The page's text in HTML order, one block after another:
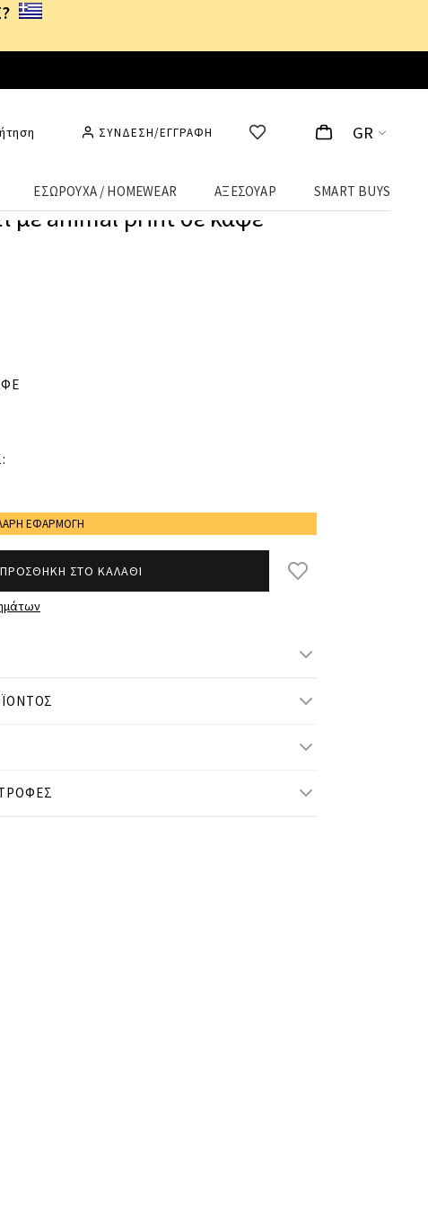
ΣΥΝΔΕΣΗ/ΕΓΓΡΑΦΗ GR
ΕΣΩΡΟΥΧΑ / HOMEWEAR ΑΞΕΣΟΥΑΡ SMART BUYS
με animal print σε καφέ
ΕΦΑΡΜΟΓΗ
ΠΡΟΣΘΗΚΗ ΣΤΟ ΚΑΛΑΘΙ